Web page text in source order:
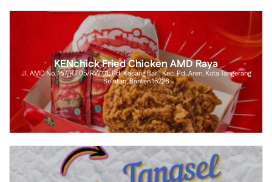
KENchick Fried Chicken AMD Raya
Jl. AMD No. 157, RT.05/RW.01, Pd. Kacang Bar., Kec. Pd. Aren, Kota Tangerang
Selatan, Banten 15226